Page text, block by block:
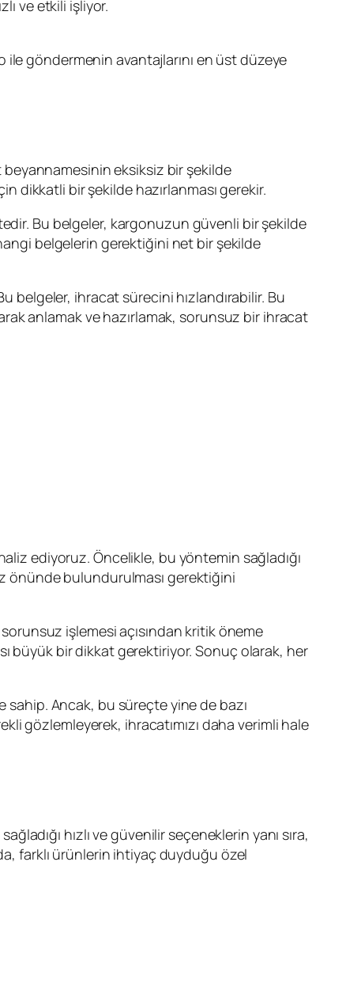
ve etkili işliyor.
ile göndermenin avantajlarını en üst düzeye
eksiksiz bir şekilde
dikkatli bir şekilde hazırlanması gerekir.
Bu belgeler, kargonuzun güvenli bir şekilde
belgelerin gerektiğini net bir şekilde
belgeler, ihracat sürecini hızlandırabilir. Bu
anlamak ve hazırlamak, sorunsuz bir ihracat
ediyoruz. Öncelikle, bu yöntemin sağladığı
önünde bulundurulması gerektiğini
işlemesi açısından kritik öneme
büyük bir dikkat gerektiriyor. Sonuç olarak, her
Ancak, bu süreçte yine de bazı
gözlemleyerek, ihracatımızı daha verimli hale
hızlı ve güvenilir seçeneklerin yanı sıra,
farklı ürünlerin ihtiyaç duyduğu özel